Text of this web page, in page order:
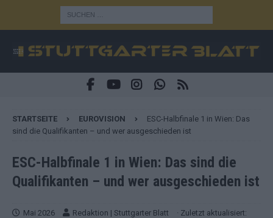
STARTSEITE EUROVISION
ESC-Halbfinale 1 in Wien: Das
sind die Qualifikanten – und wer ausgeschieden ist
ESC-Halbfinale 1 in Wien: Das sind die
Qualifikanten – und wer ausgeschieden ist
Mai 2026 Redaktion | Stuttgarter Blatt
· Zuletzt aktualisiert: